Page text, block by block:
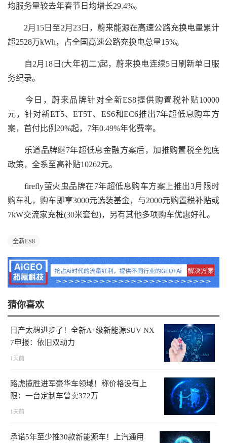
均服务量较去年春节日均增长29.4%。
2月15日至2月23日，蔚来能源在高速公路充换电量累计
超2528万kWh，占全国高速公路充换电总量15%。
自2月18日(大年初二)起，蔚来换电连续5日刷新单日服
务纪录。
今日，蔚来品牌针对全新ES8提供购置税补贴10000
元，针对新ET5、ET5T、ES6和EC6推出7年超低息购车方
案，首付比例20%起，7年0.49%年化费率。
乐道品牌继7年超低息金融方案后，加推购置税全兜底
政策，全系至高补贴10262元。
firefly萤火虫品牌在7年超低息购车方案上推出3月限时
购车礼，购车即享3000元选装基金，与2000元购置税补贴或
7kW交流家充桩(30米套包)，另有其他多项购车优惠好礼。
全新ES8
猜你喜欢
日产太想进步了！全新A+级新能源SUV NX
7申报：依旧双动力
1天前
路虎揽胜进军豪华车领域！称价格没有上
限：一台定制车曾卖372万
1天前
承诺5年至少推30款新能源车！上汽通用